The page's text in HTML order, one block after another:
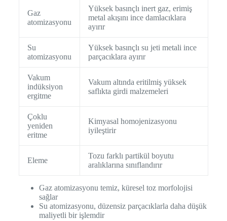
Gaz
atomizasyonu
Yüksek basınçlı inert gaz, erimiş
metal akışını ince damlacıklara
ayırır
Su
atomizasyonu
Yüksek basınçlı su jeti metali ince
parçacıklara ayırır
Vakum
indüksiyon
ergitme
Vakum altında eritilmiş yüksek
saflıkta girdi malzemeleri
Çoklu
yeniden
eritme
Kimyasal homojenizasyonu
iyileştirir
Eleme
Tozu farklı partikül boyutu
aralıklarına sınıflandırır
Gaz atomizasyonu temiz, küresel toz morfolojisi
sağlar
Su atomizasyonu, düzensiz parçacıklarla daha düşük
maliyetli bir işlemdir